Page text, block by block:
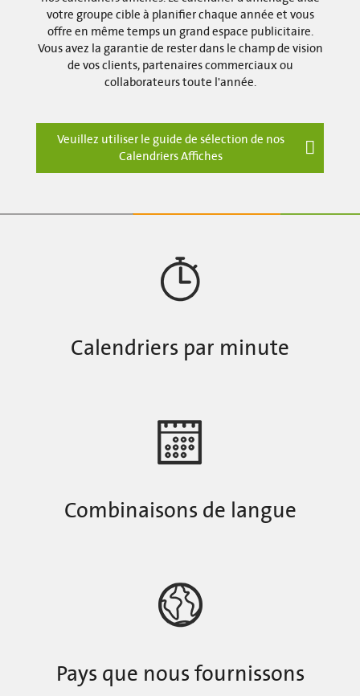
votre groupe cible à planifier chaque année et vous
offre en même temps un grand espace publicitaire.
Vous avez la garantie de rester dans le champ de vision
de vos clients, partenaires commerciaux ou
collaborateurs toute l'année.
Veuillez utiliser le guide de sélection de nos
Calendriers Affiches
Calendriers par minute
Combinaisons de langue
Pays que nous fournissons